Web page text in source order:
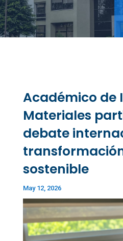
Académico de
Materiales
debate
sostenible
May 12, 2026